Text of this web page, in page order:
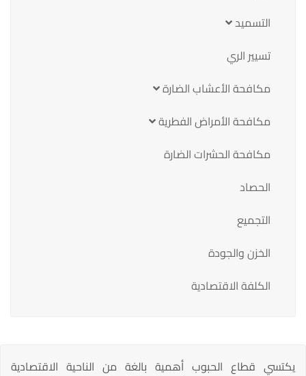
التسميد
تسيير الري
مكافحة الأعشاب الضارة
مكافحة الأمراض الفطرية
مكافحة الحشرات الضارة
الحصاد
التجميع
الخزن والجودة
الكلفة الاقتصادية
يكتسي قطاع الحبوب أهمية بالغة من الناحية الاقتصادية